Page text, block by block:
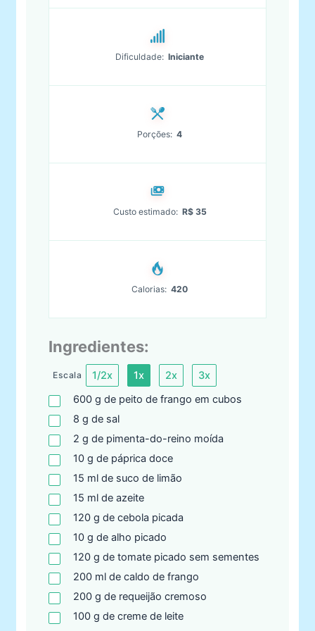
Dificuldade: Iniciante
Porções: 4
Custo estimado: R$ 35
Calorias: 420
Ingredientes:
Escala 1/2x 1x 2x
3x
600 g de peito de frango em cubos
8 g de sal
2 g de pimenta-do-reino moída
10 g de páprica doce
15 ml de suco de limão
15 ml de azeite
120 g de cebola picada
10 g de alho picado
120 g de tomate picado sem sementes
200 ml de caldo de frango
200 g de requeijão cremoso
100 g de creme de leite